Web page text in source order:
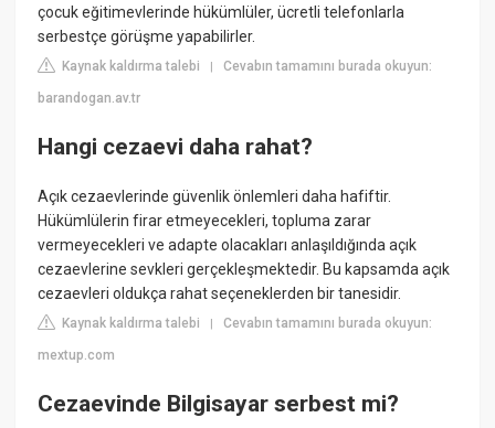
çocuk eğitimevlerinde hükümlüler, ücretli telefonlarla
serbestçe görüşme yapabilirler.
Kaynak kaldırma talebi |Cevabın tamamını burada okuyun:
barandogan.av.tr
Hangi cezaevi daha rahat?
Açık cezaevlerinde güvenlik önlemleri daha hafiftir.
Hükümlülerin firar etmeyecekleri, topluma zarar
vermeyecekleri ve adapte olacakları anlaşıldığında açık
cezaevlerine sevkleri gerçekleşmektedir. Bu kapsamda açık
cezaevleri oldukça rahat seçeneklerden bir tanesidir.
Kaynak kaldırma talebi |Cevabın tamamını burada okuyun:
mextup.com
Cezaevinde Bilgisayar serbest mi?